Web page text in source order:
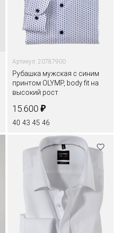
Артикул: 20787900
Рубашка мужская с синим
принтом OLYMP, body fit на
высокий рост
15.600 ₽
40 43 45 46